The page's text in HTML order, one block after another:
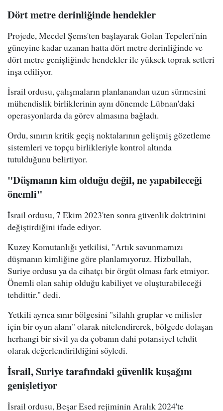
Dört metre derinliğinde hendekler
Projede, Mecdel Şems'ten başlayarak Golan Tepeleri'nin
güneyine kadar uzanan hatta dört metre derinliğinde ve
dört metre genişliğinde hendekler ile yüksek toprak setleri
inşa ediliyor.
İsrail ordusu, çalışmaların planlanandan uzun sürmesini
mühendislik birliklerinin aynı dönemde Lübnan'daki
operasyonlarda da görev almasına bağladı.
Ordu, sınırın kritik geçiş noktalarının gelişmiş gözetleme
sistemleri ve topçu birlikleriyle kontrol altında
tutulduğunu belirtiyor.
"Düşmanın kim olduğu değil, ne yapabileceği
önemli"
İsrail ordusu, 7 Ekim 2023'ten sonra güvenlik doktrinini
değiştirdiğini ifade ediyor.
Kuzey Komutanlığı yetkilisi, "Artık savunmamızı
düşmanın kimliğine göre planlamıyoruz. Hizbullah,
Suriye ordusu ya da cihatçı bir örgüt olması fark etmiyor.
Önemli olan sahip olduğu kabiliyet ve oluşturabileceği
tehdittir." dedi.
Yetkili ayrıca sınır bölgesini "silahlı gruplar ve milisler
için bir oyun alanı" olarak nitelendirerek, bölgede dolaşan
herhangi bir sivil ya da çobanın dahi potansiyel tehdit
olarak değerlendirildiğini söyledi.
İsrail, Suriye tarafındaki güvenlik kuşağını
genişletiyor
İsrail ordusu, Beşar Esed rejiminin Aralık 2024'te